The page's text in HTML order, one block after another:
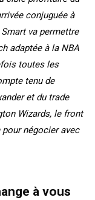
conjuguée à
va permettre
adaptée à la NBA
toutes les
tenu de
et du trade
Wizards, le front
négocier avec
à vous